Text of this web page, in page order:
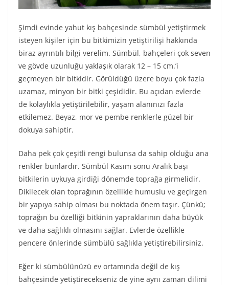
Şimdi evinde yahut kış bahçesinde sümbül yetiştirmek
isteyen kişiler için bu bitkimizin yetiştirilişi hakkında
biraz ayrıntılı bilgi verelim. Sümbül, bahçeleri çok seven
ve gövde uzunluğu yaklaşık olarak 12 – 15 cm.’i
geçmeyen bir bitkidir. Görüldüğü üzere boyu çok fazla
uzamaz, minyon bir bitki çeşididir. Bu açıdan evlerde
de kolaylıkla yetiştirilebilir, yaşam alanınızı fazla
etkilemez. Beyaz, mor ve pembe renklerle güzel bir
dokuya sahiptir.
Daha pek çok çeşitli rengi bulunsa da sahip olduğu ana
renkler bunlardır. Sümbül Kasım sonu Aralık başı
bitkilerin uykuya girdiği dönemde toprağa girmelidir.
Dikilecek olan toprağının özellikle humuslu ve geçirgen
bir yapıya sahip olması bu noktada önem taşır. Çünkü;
toprağın bu özelliği bitkinin yapraklarının daha büyük
ve daha sağlıklı olmasını sağlar. Evlerde özellikle
pencere önlerinde sümbülü sağlıkla yetiştirebilirsiniz.
Eğer ki sümbülünüzü ev ortamında değil de kış
bahçesinde yetiştirecekseniz de yine aynı zaman dilimi